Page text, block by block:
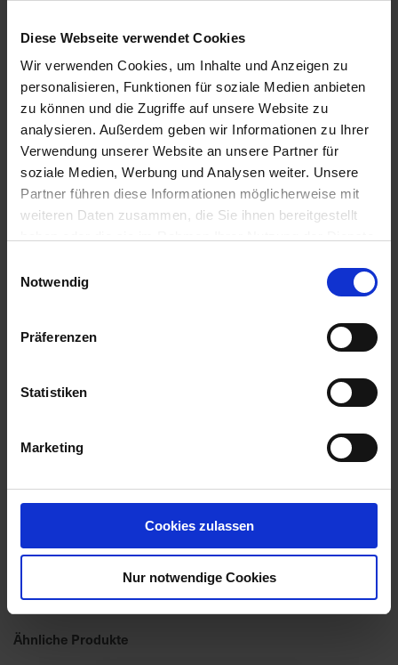
Diese Webseite verwendet Cookies
Wir verwenden Cookies, um Inhalte und Anzeigen zu
personalisieren, Funktionen für soziale Medien anbieten
zu können und die Zugriffe auf unsere Website zu
analysieren. Außerdem geben wir Informationen zu Ihrer
Verwendung unserer Website an unsere Partner für
soziale Medien, Werbung und Analysen weiter. Unsere
Partner führen diese Informationen möglicherweise mit
weiteren Daten zusammen, die Sie ihnen bereitgestellt
Notwendig
Präferenzen
Statistiken
Marketing
Cookies zulassen
Nur notwendige Cookies
NB6641-DAS MITTEL WIRD BIS ZU DER HÖCHSTEN
DURCH DIE ZULASSUNG FESTGELEGTEN
AUFWANDMENGE ODER ANWEN...
Empfohlene Produkte
Diflanil 500 SC
Artikel-Nr.: 61690-01
Ähnliche Produkte